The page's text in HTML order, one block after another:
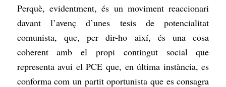
Perquè, evidentment, és un moviment reaccionari
davant l’avenç d’unes tesis de potencialitat
comunista, que, per dir-ho així, és una cosa
coherent amb el propi contingut social que
representa avui el PCE que, en última instància, es
conforma com un partit oportunista que es consagra